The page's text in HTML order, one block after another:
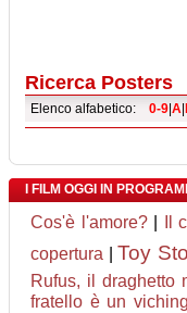
Ricerca Posters
Elenco alfabetico: 0-9 A
I FILM OGGI IN
Cos'è l'amore?| Il
copertura
Toy
Rufus, il draghetto
fratello è un